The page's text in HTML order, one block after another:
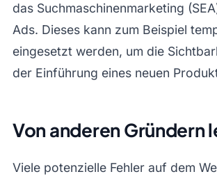
das Suchmaschinen­marketing
Ads. Dieses kann zum Beispiel
eingesetzt werden, um die
der Einführung eines neuen
Von anderen Gründern
Viele potenzielle Fehler auf dem